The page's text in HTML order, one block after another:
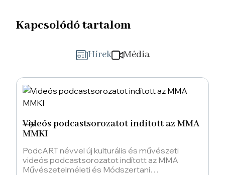
Kapcsolódó tartalom
Hírek Média
Videós podcastsorozatot indított az MMA
MMKI
PodcART névvel új kulturális és művészeti
videós podcastsorozatot indított az MMA
Művészetelméleti és Módszertani